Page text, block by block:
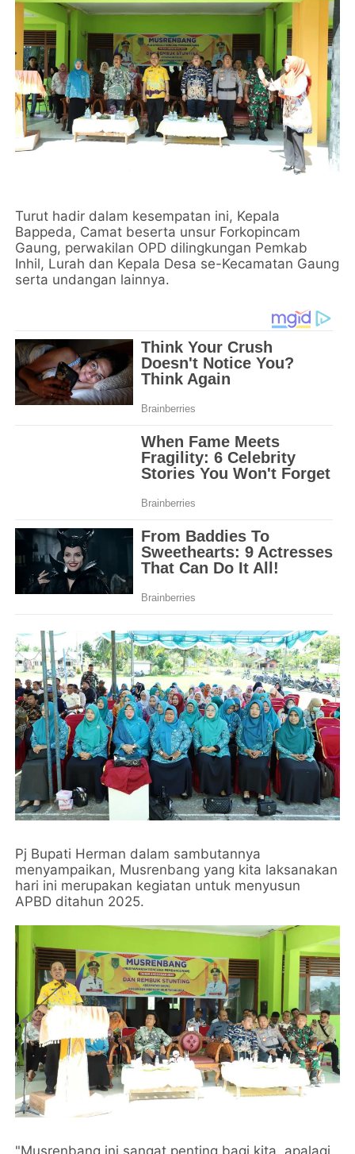
Turut hadir dalam kesempatan ini, Kepala
Bappeda, Camat beserta unsur Forkopincam
Gaung, perwakilan OPD dilingkungan Pemkab
Inhil, Lurah dan Kepala Desa se-Kecamatan Gaung
serta undangan lainnya.
Pj Bupati Herman dalam sambutannya
menyampaikan, Musrenbang yang kita laksanakan
hari ini merupakan kegiatan untuk menyusun
APBD ditahun 2025.